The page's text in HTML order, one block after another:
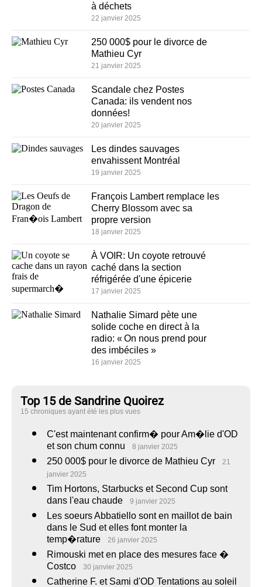
à déchets
22 janvier 2025
250 000$ pour le divorce de
Mathieu Cyr
21 janvier 2025
Scandale chez Postes
Canada: ils vendent nos
données!
20 janvier 2025
Les dindes sauvages
envahissent Montréal
19 janvier 2025
François Lambert remplace les
Cherry Blossom avec sa
propre version
18 janvier 2025
À VOIR: Un coyote retrouvé
caché dans la section
réfrigérée d'une épicerie
17 janvier 2025
Nathalie Simard pète une
solide coche en direct à la
radio: « On nous prend pour
des imbéciles »
16 janvier 2025
Top 15 de Sandrine Quoirez
15 chroniques ayant été les plus vues
C'est maintenant confirm� pour Am�lie d'OD
et son chum connu
8 janvier 2025
250 000$ pour le divorce de Mathieu Cyr
21
janvier 2025
Tim Hortons, Starbucks et Second Cup sont
dans l'eau chaude
9 janvier 2025
Les soeurs Abbatiello sont en maillot de bain
dans le Sud et elles font monter la
temp�rature
26 janvier 2025
Rimouski met en place des mesures face �
Costco
30 janvier 2025
Catherine F. et Sami d'OD Tentations au soleil